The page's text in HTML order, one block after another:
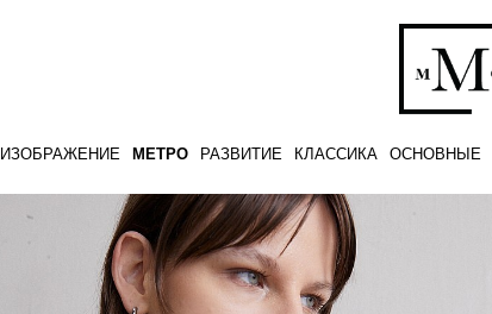
ИЗОБРАЖЕНИЕ МЕТРО РАЗВИТИЕ КЛАССИКА ОСНОВНЫЕ